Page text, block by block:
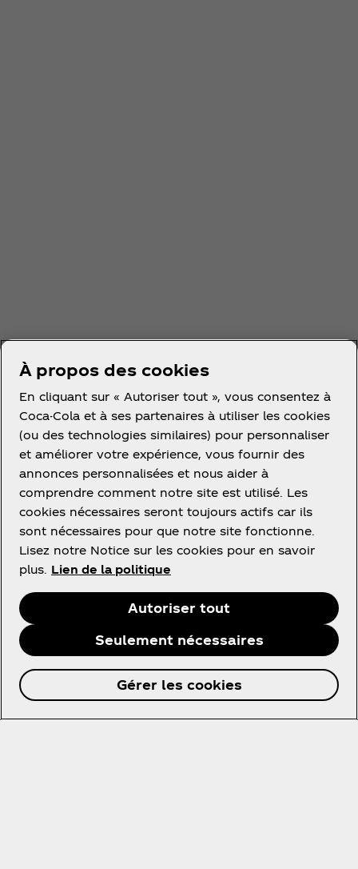
Me tenir au courant
À propos des cookies
En cliquant sur « Autoriser tout », vous consentez à
Coca-Cola et à ses partenaires à utiliser les cookies
(ou des technologies similaires) pour personnaliser
et améliorer votre expérience, vous fournir des
annonces personnalisées et nous aider à
comprendre comment notre site est utilisé. Les
cookies nécessaires seront toujours actifs car ils
sont nécessaires pour que notre site fonctionne.
Lisez notre Notice sur les cookies pour en savoir
plus. Lien de la politique
Autoriser tout
Seulement nécessaires
Gérer les cookies